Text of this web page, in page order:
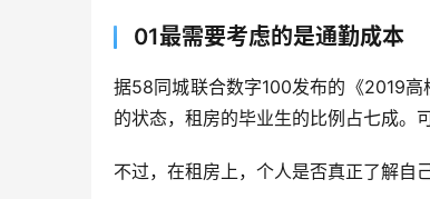
01最需要考虑的是通勤成本
据58同城联合数字100发布的《2019
的状态，租房的毕业生的比例占七成。
不过，在租房上，个人是否真正了解自